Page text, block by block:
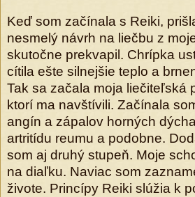
Keď som začínala s Reiki,
nesmelý návrh na liečbu z
skutočne prekvapil. Chrípka
cítila ešte silnejšie teplo a
Tak sa začala moja liečiteľská
ktorí ma navštívili. Začínala
angín a zápalov horných
artritídu reumu a podobne.
som aj druhý stupeň. Moje
na diaľku. Naviac som
živote. Princípy Reiki slúžia k